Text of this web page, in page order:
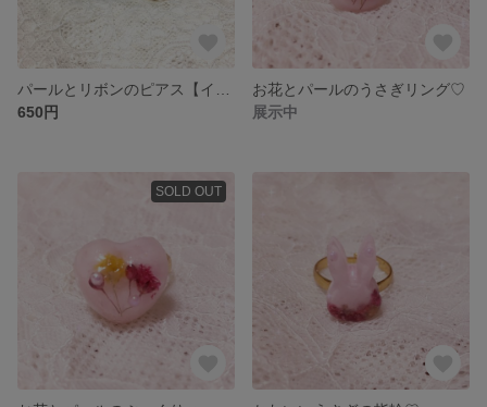
650円
お花とパールのうさぎリング♡
展示中
SOLD OUT